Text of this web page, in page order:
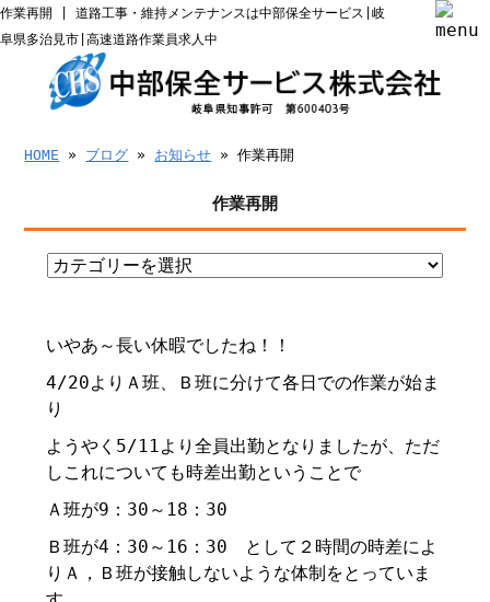
作業再開 | 道路工事・維持メンテナンスは中部保全サービス|岐
阜県多治見市|高速道路作業員求人中
HOME » ブログ » お知らせ » 作業再開
作業再開
いやあ～長い休暇でしたね！！
4/20よりＡ班、Ｂ班に分けて各日での作業が始ま
り
ようやく5/11より全員出勤となりましたが、ただ
しこれについても時差出勤ということで
Ａ班が9：30～18：30
Ｂ班が4：30～16：30 として２時間の時差によ
りＡ，Ｂ班が接触しないような体制をとっていま